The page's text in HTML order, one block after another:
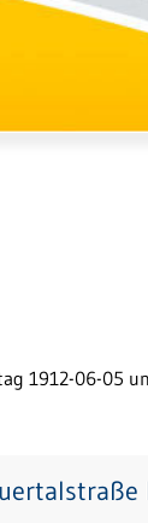
1912-06-05